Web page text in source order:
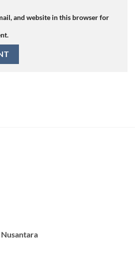
and website in this browser for